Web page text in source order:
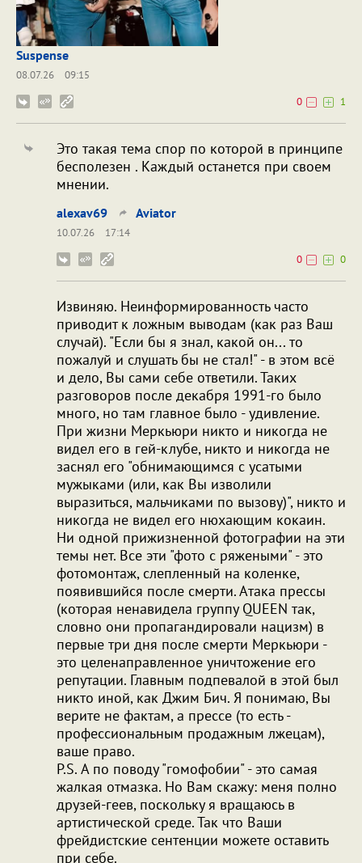
Suspense
08.07.26
09:15
0
1
Это такая тема спор по которой в принципе
бесполезен . Каждый останется при своем
мнении.
alexav69 Aviator
10.07.26
17:14
0
0
Извиняю. Неинформированность часто
приводит к ложным выводам (как раз Ваш
случай). "Если бы я знал, какой он... то
пожалуй и слушать бы не стал!" - в этом всё
и дело, Вы сами себе ответили. Таких
разговоров после декабря 1991-го было
много, но там главное было - удивление.
При жизни Меркьюри никто и никогда не
видел его в гей-клубе, никто и никогда не
заснял его "обнимающимся с усатыми
мужыками (или, как Вы изволили
выразиться, мальчиками по вызову)", никто и
никогда не видел его нюхающим кокаин.
Ни одной прижизненной фотографии на эти
темы нет. Все эти "фото с ряжеными" - это
фотомонтаж, слепленный на коленке,
появившийся после смерти. Атака прессы
(которая ненавидела группу QUEEN так,
словно они пропагандировали нацизм) в
первые три дня после смерти Меркьюри -
это целенаправленное уничтожение его
репутации. Главным подпевалой в этой был
никто иной, как Джим Бич. Я понимаю, Вы
верите не фактам, а прессе (то есть -
профессиональным продажным лжецам),
ваше право.
P.S. А по поводу "гомофобии" - это самая
жалкая отмазка. Но Вам скажу: меня полно
друзей-геев, поскольку я вращаюсь в
артистической среде. Так что Ваши
фрейдистские сентенции можете оставить
при себе.